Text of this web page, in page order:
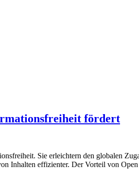
fördert
Sie erleichtern den globalen
Inhalten effizienter. Der Vorteil von